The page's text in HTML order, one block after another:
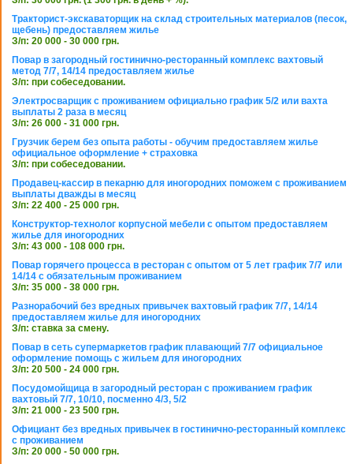
Тракторист-экскаваторщик на склад строительных материалов (песок,
щебень) предоставляем жилье
З/п: 20 000 - 30 000 грн.
Повар в загородный гостинично-ресторанный комплекс вахтовый
метод 7/7, 14/14 предоставляем жилье
З/п: при собеседовании.
Электросварщик с проживанием официально график 5/2 или вахта
выплаты 2 раза в месяц
З/п: 26 000 - 31 000 грн.
Грузчик берем без опыта работы - обучим предоставляем жилье
официальное оформление + страховка
З/п: при собеседовании.
Продавец-кассир в пекарню для иногородних поможем с проживанием
выплаты дважды в месяц
З/п: 22 400 - 25 000 грн.
Конструктор-технолог корпусной мебели с опытом предоставляем
жилье для иногородних
З/п: 43 000 - 108 000 грн.
Повар горячего процесса в ресторан с опытом от 5 лет график 7/7 или
14/14 с обязательным проживанием
З/п: 35 000 - 38 000 грн.
Разнорабочий без вредных привычек вахтовый график 7/7, 14/14
предоставляем жилье для иногородних
З/п: ставка за смену.
Повар в сеть супермаркетов график плавающий 7/7 официальное
оформление помощь с жильем для иногородних
З/п: 20 500 - 24 000 грн.
Посудомойщица в загородный ресторан с проживанием график
вахтовый 7/7, 10/10, посменно 4/3, 5/2
З/п: 21 000 - 23 500 грн.
Официант без вредных привычек в гостинично-ресторанный комплекс
с проживанием
З/п: 20 000 - 50 000 грн.